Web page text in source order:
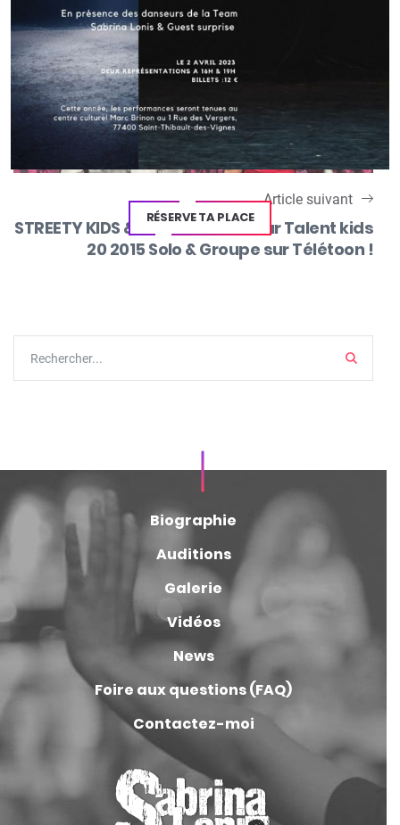
Article suivant
STREETY KIDS & LEANY élu Meilleur Talent kids
20 2015 Solo & Groupe sur Télétoon !
Biographie
Auditions
Galerie
Vidéos
News
Foire aux questions (FAQ)
Contactez-moi
RÉSERVE TA PLACE